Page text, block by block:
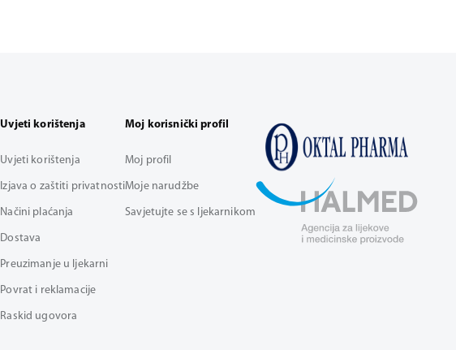
Uvjeti korištenja
Uvjeti korištenja
Izjava o zaštiti privatnosti
Načini plaćanja
Dostava
Preuzimanje u ljekarni
Povrat i reklamacije
Raskid ugovora
Moj korisnički profil
Moj profil
Moje narudžbe
Savjetujte se s ljekarnikom